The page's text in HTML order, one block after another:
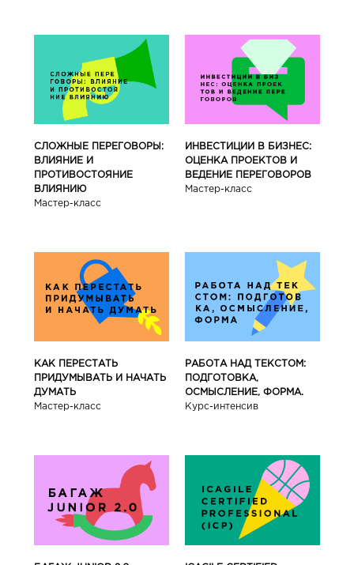
СЛОЖНЫЕ ПЕРЕГОВОРЫ:
ВЛИЯНИЕ И
ПРОТИВОСТОЯНИЕ
ВЛИЯНИЮ
Мастер-класс
ИНВЕСТИЦИИ В БИЗНЕС:
ОЦЕНКА ПРОЕКТОВ И
ВЕДЕНИЕ ПЕРЕГОВОРОВ
Мастер-класс
КАК ПЕРЕСТАТЬ
ПРИДУМЫВАТЬ И НАЧАТЬ
ДУМАТЬ
Мастер-класс
РАБОТА НАД ТЕКСТОМ:
ПОДГОТОВКА,
ОСМЫСЛЕНИЕ, ФОРМА.
Курс-интенсив